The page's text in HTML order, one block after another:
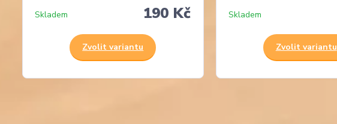
190 Kč
Skladem
Zvolit variantu
Skladem
Zvolit variantu